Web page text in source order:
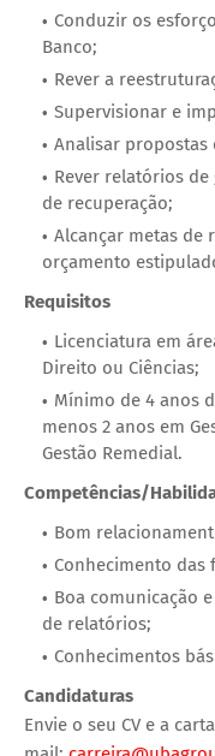
Conduzir os
Banco;
Rever a
Supervisionar e
Analisar propostas
Rever relatórios
de recuperação;
Alcançar metas de
orçamento
Requisitos
Licenciatura em
Direito ou Ciências;
Mínimo de 4 anos
menos 2 anos em
Gestão Remedial.
Competências/
Bom
Conhecimento das
Boa comunicação
de relatórios;
Conhecimentos
Candidaturas
Envie o seu CV e a